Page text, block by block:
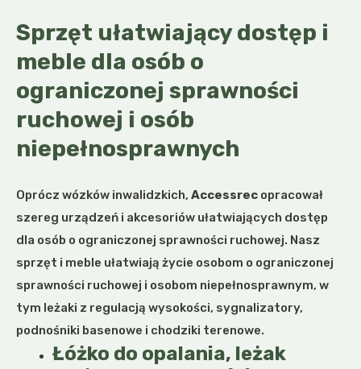
Sprzęt ułatwiający dostęp i
meble dla osób o
ograniczonej sprawności
ruchowej i osób
niepełnosprawnych
Oprócz wózków inwalidzkich, Accessrec opracował
szereg urządzeń i akcesoriów ułatwiających dostęp
dla osób o ograniczonej sprawności ruchowej. Nasz
sprzęt i meble ułatwiają życie osobom o ograniczonej
sprawności ruchowej i osobom niepełnosprawnym, w
tym leżaki z regulacją wysokości, sygnalizatory,
podnośniki basenowe i chodziki terenowe.
Łóżko do opalania, leżak